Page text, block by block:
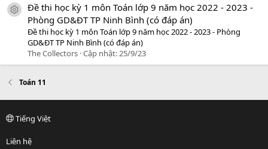
icon tài liệu
Đề thi học kỳ 1 môn Toán lớp 9 năm học 2022 - 2023 -
Phòng GD&ĐT TP Ninh Bình (có đáp án)
Đề thi học kỳ 1 môn Toán lớp 9 năm học 2022 - 2023 - Phòng
GD&ĐT TP Ninh Bình (có đáp án)
The Collectors Cập nhật: 25/9/23
Toán 11
Tiếng Việt
Liên hệ